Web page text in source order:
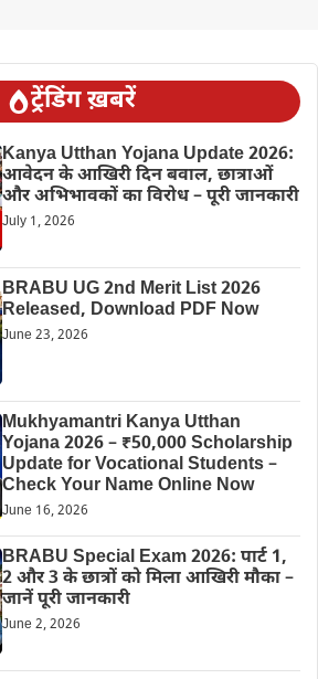
ट्रेंडिंग ख़बरें
Kanya Utthan Yojana Update 2026:
आवेदन के आखिरी दिन बवाल, छात्राओं
और अभिभावकों का विरोध – पूरी जानकारी
July 1, 2026
BRABU UG 2nd Merit List 2026
Released, Download PDF Now
June 23, 2026
Mukhyamantri Kanya Utthan
Yojana 2026 – ₹50,000 Scholarship
Update for Vocational Students –
Check Your Name Online Now
June 16, 2026
BRABU Special Exam 2026: पार्ट 1,
2 और 3 के छात्रों को मिला आखिरी मौका –
जानें पूरी जानकारी
June 2, 2026